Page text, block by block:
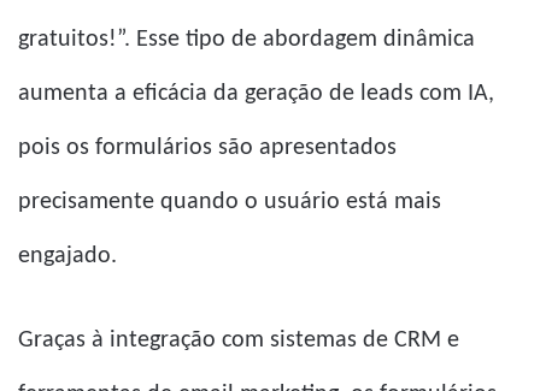
gratuitos!”. Esse tipo de abordagem dinâmica
aumenta a eficácia da geração de leads com IA,
pois os formulários são apresentados
precisamente quando o usuário está mais
engajado.
Graças à integração com sistemas de CRM e